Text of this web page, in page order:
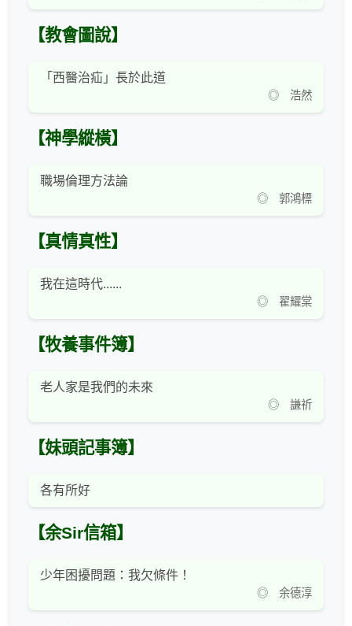
【教會圖說】
「西醫治疝」長於此道
◎ 浩然
【神學縱橫】
職場倫理方法論
◎ 郭鴻標
【真情真性】
我在這時代......
◎ 翟耀棠
【牧養事件簿】
老人家是我們的未來
◎ 謙祈
【妹頭記事簿】
各有所好
【余Sir信箱】
少年困擾問題：我欠條件！
◎ 余德淳